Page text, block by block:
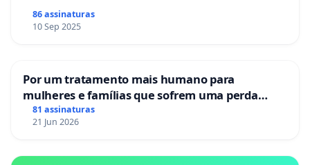
86 assinaturas
10 Sep 2025
Por um tratamento mais humano para
mulheres e famílias que sofrem uma perda
gestacional nos hospitais portugueses
81 assinaturas
21 Jun 2026